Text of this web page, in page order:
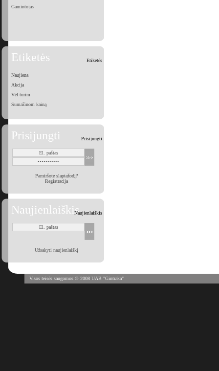
Gamintojas
Etiketės Etiketės
Naujiena
Akcija
Vėl turim
Sumažinom kainą
Prisijungti Prisijungti
Pamiršote slaptažodį?
Registracija
NaujienlaiškisNaujienlaiškis
Užsakyti naujienlaiškį
Visos teisės saugomos © 2008 UAB "Gintraka"